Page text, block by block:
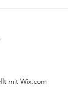
mit Wix.com